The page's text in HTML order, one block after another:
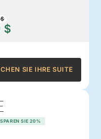
$
SIE IHRE SUITE
SPAREN SIE 20%